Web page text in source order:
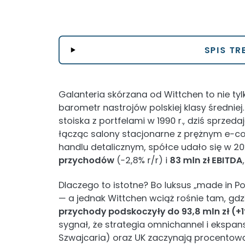
SPIS
Galanteria skórzana od Wittchen to nie
barometr nastrojów polskiej klasy
stoiska z portfelami w 1990 r., dziś
łącząc salony stacjonarne z prężnym e-
handlu detalicznym, spółce udało się w
przychodów (-2,8% r/r) i 83 mln zł EBITDA
Dlaczego to istotne? Bo luksus „made in
— a jednak Wittchen wciąż rośnie tam,
przychody podskoczyły do 93,8 mln zł
sygnał, że strategia omnichannel i
Szwajcaria) oraz UK zaczynają